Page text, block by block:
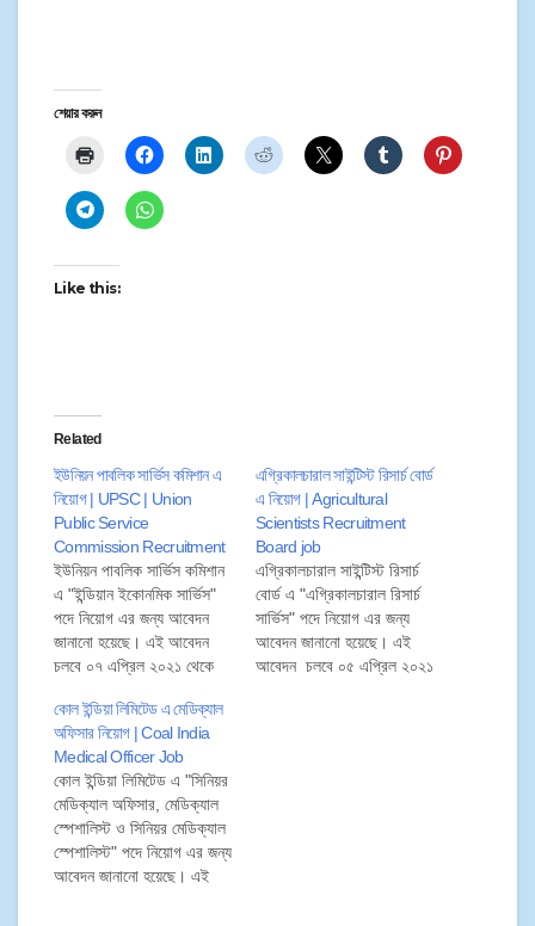
শেয়ার করুন
Like this:
Related
ইউনিয়ন পাবলিক সার্ভিস কমিশান এ
নিয়োগ | UPSC | Union
Public Service
Commission Recruitment
ইউনিয়ন পাবলিক সার্ভিস কমিশান
এ "ইন্ডিয়ান ইকোনমিক সার্ভিস"
পদে নিয়োগ এর জন্য আবেদন
জানানো হয়েছে। এই আবেদন
চলবে ০৭ এপ্রিল ২০২১ থেকে
প্রার্থীরা ২৭ এপ্রিল ২০২১ এর
মধ্যে নিম্নলিখিত প্রক্রিয়ার
মাধ্যমে আবেদনপত্র জমা করতে
পারেন।
এগ্রিকালচারাল সাইন্টিস্ট রিসার্চ বোর্ড
এ নিয়োগ | Agricultural
Scientists Recruitment
Board job
এগ্রিকালচারাল সাইন্টিস্ট রিসার্চ
বোর্ড এ "এগ্রিকালচারাল রিসার্চ
সার্ভিস" পদে নিয়োগ এর জন্য
আবেদন জানানো হয়েছে। এই
আবেদন চলবে ০৫ এপ্রিল ২০২১
কোল ইন্ডিয়া লিমিটেড এ মেডিক্যাল
অফিসার নিয়োগ | Coal India
Medical Officer Job
কোল ইন্ডিয়া লিমিটেড এ "সিনিয়র
মেডিক্যাল অফিসার, মেডিক্যাল
স্পেশালিস্ট ও সিনিয়র মেডিক্যাল
স্পেশালিস্ট" পদে নিয়োগ এর জন্য
আবেদন জানানো হয়েছে। এই